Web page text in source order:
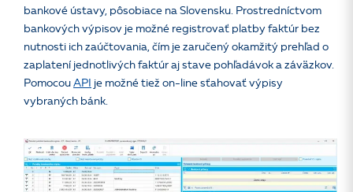
bankové ústavy, pôsobiace na Slovensku. Prostredníctvom
bankových výpisov je možné registrovať platby faktúr bez
nutnosti ich zaúčtovania, čím je zaručený okamžitý prehľad o
zaplatení jednotlivých faktúr aj stave pohľadávok a záväzkov.
Pomocou API je možné tiež on-line sťahovať výpisy
vybraných bánk.